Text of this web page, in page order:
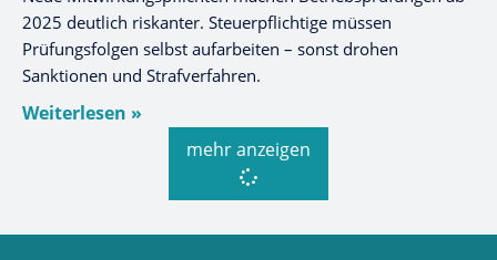
2025 deutlich riskanter. Steuerpflichtige müssen
Prüfungsfolgen selbst aufarbeiten – sonst drohen
Sanktionen und Strafverfahren.
Weiterlesen »
mehr anzeigen